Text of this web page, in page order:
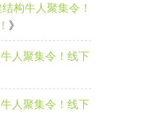
构牛人聚集令！
》
人聚集令！线下
人聚集令！线下